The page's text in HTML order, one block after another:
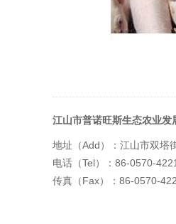
江山市普诺旺斯生态农业发
地址（Add ）：江山市双塔
电话（Tel）： 86-0570-
传真（ Fax）： 86-0570-